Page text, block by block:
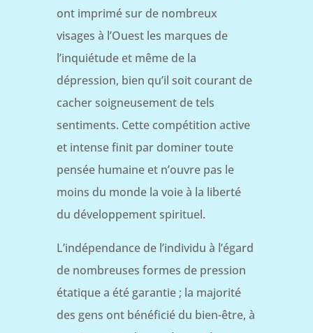
ont imprimé sur de nombreux
visages à l’Ouest les marques de
l’inquiétude et même de la
dépression, bien qu’il soit courant de
cacher soigneusement de tels
sentiments. Cette compétition active
et intense finit par dominer toute
pensée humaine et n’ouvre pas le
moins du monde la voie à la liberté
du développement spirituel.
L’indépendance de l’individu à l’égard
de nombreuses formes de pression
étatique a été garantie ; la majorité
des gens ont bénéficié du bien-être, à